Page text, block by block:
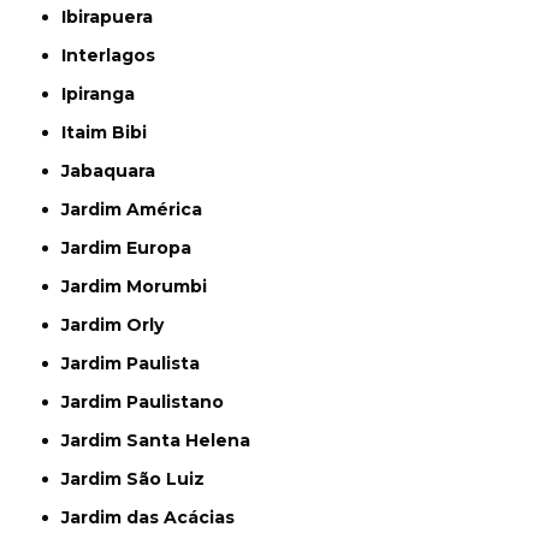
Ibirapuera
Interlagos
Ipiranga
Itaim Bibi
Jabaquara
Jardim América
Jardim Europa
Jardim Morumbi
Jardim Orly
Jardim Paulista
Jardim Paulistano
Jardim Santa Helena
Jardim São Luiz
Jardim das Acácias